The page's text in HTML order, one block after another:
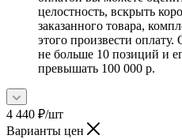
целостность, вскрыть
заказанного товара,
этого произвести
не больше 10 позиций и
превышать 100 000 р.
4 440 ₽/шт
Варианты цен